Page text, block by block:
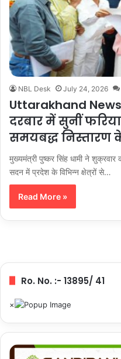
NBL Desk July 24, 2026
Uttarakhand
दरबार में सुनीं
समयबद्ध निस्तारण
मुख्यमंत्री पुष्कर सिंह धामी ने
सदन में प्रदेश के विभिन्न क्षेत्रों से…
Read More »
Ro. No. :- 13895/ 41